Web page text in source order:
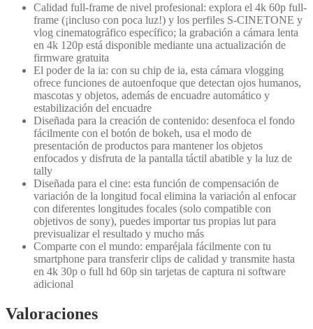
Calidad full-frame de nivel profesional: explora el 4k 60p full-
frame (¡incluso con poca luz!) y los perfiles S-CINETONE y
vlog cinematográfico específico; la grabación a cámara lenta
en 4k 120p está disponible mediante una actualización de
firmware gratuita
El poder de la ia: con su chip de ia, esta cámara vlogging
ofrece funciones de autoenfoque que detectan ojos humanos,
mascotas y objetos, además de encuadre automático y
estabilización del encuadre
Diseñada para la creación de contenido: desenfoca el fondo
fácilmente con el botón de bokeh, usa el modo de
presentación de productos para mantener los objetos
enfocados y disfruta de la pantalla táctil abatible y la luz de
tally
Diseñada para el cine: esta función de compensación de
variación de la longitud focal elimina la variación al enfocar
con diferentes longitudes focales (solo compatible con
objetivos de sony), puedes importar tus propias lut para
previsualizar el resultado y mucho más
Comparte con el mundo: emparéjala fácilmente con tu
smartphone para transferir clips de calidad y transmite hasta
en 4k 30p o full hd 60p sin tarjetas de captura ni software
adicional
Valoraciones